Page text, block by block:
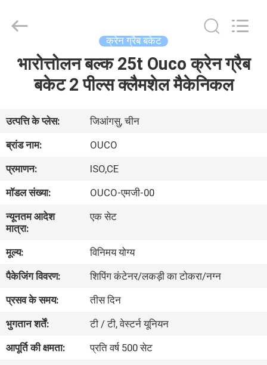
घर
वीडियो
वी.आर.
शो
हमारे
बारे
में
कारखाने
का
GROUP
Reserved.
क्रेन ग्रैब बकेट
भारोत्तोलन बल्क 25t Ouco क्रेन ग्रैब
बकेट 2 पील्स क्लैमशेल मैकेनिकल
उत्पत्ति के प्लेस:
जिआंगसु, चीन
ब्रांड नाम:
OUCO
प्रमाणन:
ISO,CE
मॉडल संख्या:
OUCO-एमजी-00
न्यूनतम आदेश
मात्रा:
एक सेट
मूल्य:
विनिमय योग्य
पैकेजिंग विवरण:
शिपिंग कंटेनर/लकड़ी का टोकरा/नग्न
प्रसव के समय:
तीस दिन
भुगतान शर्तें:
टी / टी, वेस्टर्न यूनियन
आपूर्ति की क्षमता:
प्रति वर्ष 500 सेट